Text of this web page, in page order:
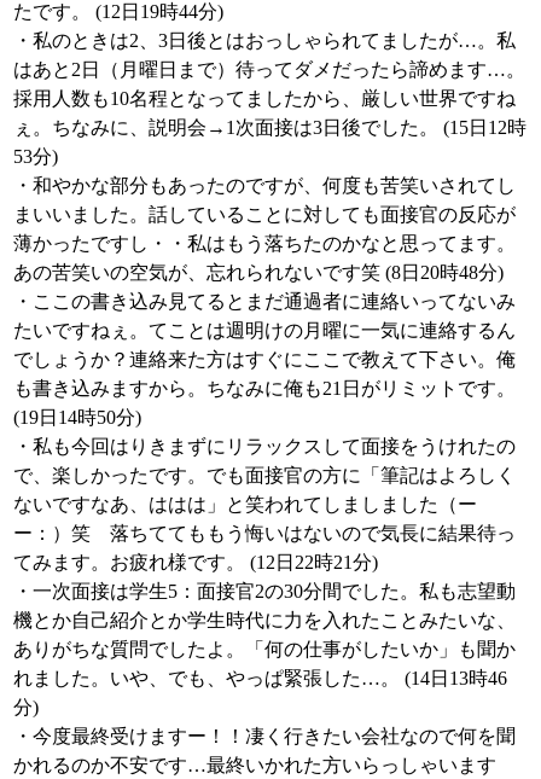
たです。 (12日19時44分)
・私のときは2、3日後とはおっしゃられてましたが…。私
はあと2日（月曜日まで）待ってダメだったら諦めます…。
採用人数も10名程となってましたから、厳しい世界ですね
ぇ。ちなみに、説明会→1次面接は3日後でした。 (15日12時
53分)
・和やかな部分もあったのですが、何度も苦笑いされてし
まいいました。話していることに対しても面接官の反応が
薄かったですし・・私はもう落ちたのかなと思ってます。
あの苦笑いの空気が、忘れられないです笑 (8日20時48分)
・ここの書き込み見てるとまだ通過者に連絡いってないみ
たいですねぇ。てことは週明けの月曜に一気に連絡するん
でしょうか？連絡来た方はすぐにここで教えて下さい。俺
も書き込みますから。ちなみに俺も21日がリミットです。
(19日14時50分)
・私も今回はりきまずにリラックスして面接をうけれたの
で、楽しかったです。でも面接官の方に「筆記はよろしく
ないですなあ、ははは」と笑われてしましました（ー
ー：）笑 落ちててももう悔いはないので気長に結果待っ
てみます。お疲れ様です。 (12日22時21分)
・一次面接は学生5：面接官2の30分間でした。私も志望動
機とか自己紹介とか学生時代に力を入れたことみたいな、
ありがちな質問でしたよ。「何の仕事がしたいか」も聞か
れました。いや、でも、やっぱ緊張した…。 (14日13時46
分)
・今度最終受けますー！！凄く行きたい会社なので何を聞
かれるのか不安です…最終いかれた方いらっしゃいます